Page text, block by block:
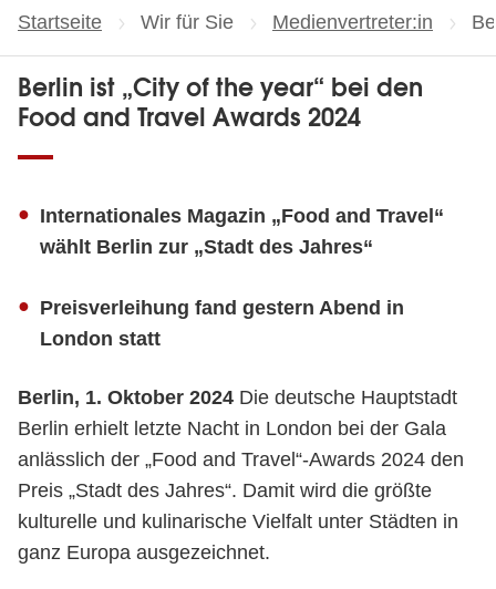
Startseite Wir für Sie Medienvertreter:in
Berlin ist „City of the year“ bei den
Food and Travel Awards 2024
Internationales Magazin „Food and Travel“
wählt Berlin zur „Stadt des Jahres“
Preisverleihung fand gestern Abend in
London statt
Berlin, 1. Oktober 2024 Die deutsche Hauptstadt
Berlin erhielt letzte Nacht in London bei der Gala
anlässlich der „Food and Travel“-Awards 2024 den
Preis „Stadt des Jahres“. Damit wird die größte
kulturelle und kulinarische Vielfalt unter Städten in
ganz Europa ausgezeichnet.